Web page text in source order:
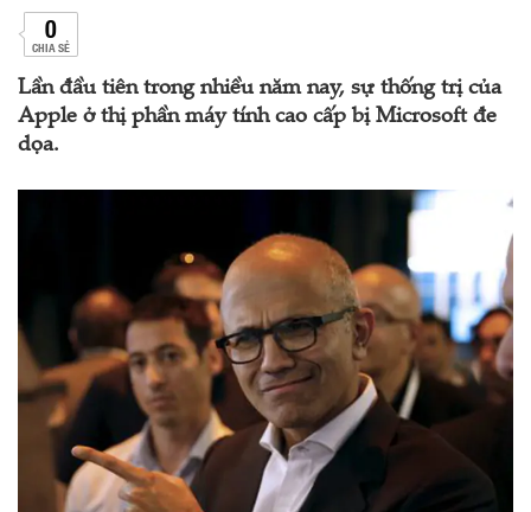
0
CHIA SẺ
Lần đầu tiên trong nhiều năm nay, sự thống trị của
Apple ở thị phần máy tính cao cấp bị Microsoft đe
dọa.